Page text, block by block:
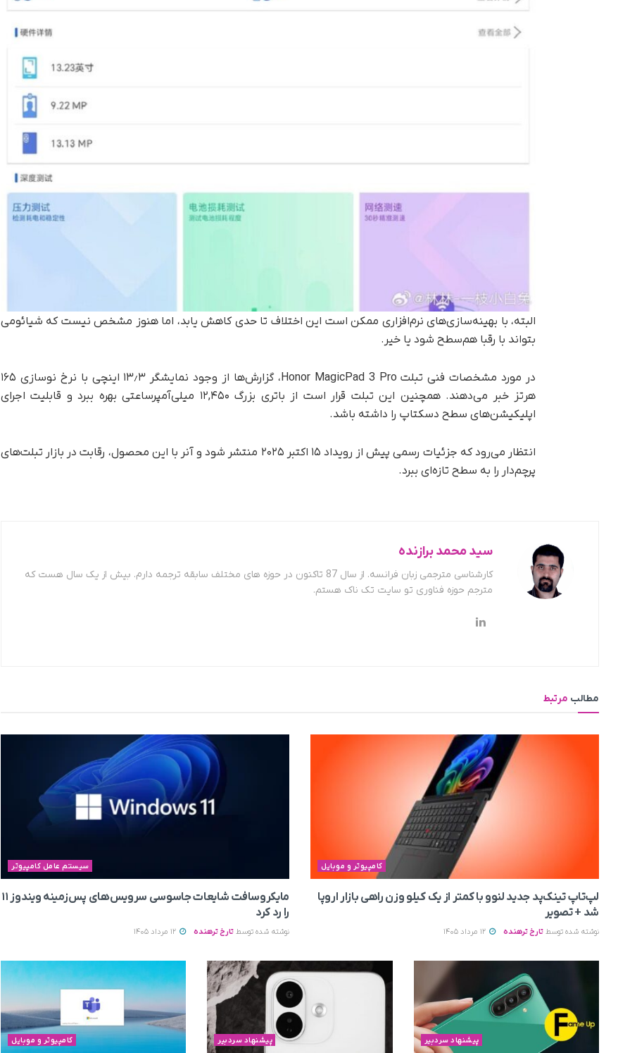
البته، با بهینه‌سازی‌های نرم‌افزاری ممکن است این اختلاف تا حدی کاهش یابد، اما هنوز مشخص نیست که شیائومی
بتواند با رقبا هم‌سطح شود یا خیر.
در مورد مشخصات فنی تبلت Honor MagicPad 3 Pro، گزارش‌ها از وجود نمایشگر ۱۳٫۳ اینچی با نرخ نوسازی ۱۶۵
هرتز خبر می‌دهند. همچنین این تبلت قرار است از باتری بزرگ ۱۲,۴۵۰ میلی‌آمپرساعتی بهره ببرد و قابلیت اجرای
اپلیکیشن‌های سطح دسکتاپ را داشته باشد.
انتظار می‌رود که جزئیات رسمی پیش از رویداد ۱۵ اکتبر ۲۰۲۵ منتشر شود و آنر با این محصول، رقابت در بازار تبلت‌های
پرچم‌دار را به سطح تازه‌ای ببرد.
سید محمد برازنده
کارشناسی مترجمی زبان فرانسه. از سال 87 تاکنون در حوزه های مختلف سابقه ترجمه دارم. بیش از یک سال هست که
مترجم حوزه فناوری تو سایت تک ناک هستم.
مطالب مرتبط
کامپیوتر و موبایل
لپ‌تاپ تینک‌پد جدید لنوو با کمتر از یک کیلو وزن راهی بازار اروپا
شد + تصویر
نوشته شده توسط تارخ ترهنده
سیستم عامل کامپیوتر
مایکروسافت شایعات جاسوسی سرویس‌های پس‌زمینه ویندوز ۱۱
را رد کرد
نوشته شده توسط تارخ ترهنده
پیشنهاد سردبیر پیشنهاد سردبیر کامپیوتر و موبایل